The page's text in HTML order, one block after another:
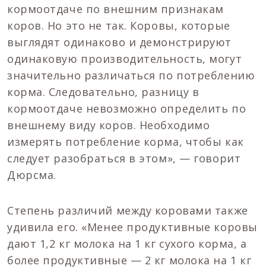
кормоотдаче по внешним признакам
коров. Но это не так. Коровы, которые
выглядят одинаково и демонстрируют
одинаковую производительность, могут
значительно различаться по потреблению
корма. Следовательно, разницу в
кормоотдаче невозможно определить по
внешнему виду коров. Необходимо
измерять потребление корма, чтобы как
следует разобраться в этом», — говорит
Дюрсма.
Степень различий между коровами также
удивила его. «Менее продуктивные коровы
дают 1,2 кг молока на 1 кг сухого корма, а
более продуктивные — 2 кг молока на 1 кг